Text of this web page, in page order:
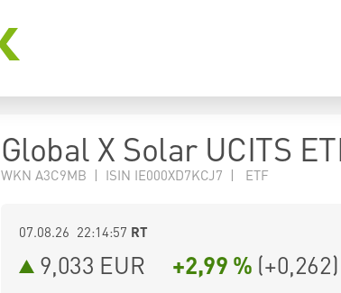
Global X Solar UCITS
WKN A3C9MB | ISIN IE000XD7KCJ7 | ETF
07.08.26 22:14:57 RT
9,033 EUR +2,99 % (+0,262)